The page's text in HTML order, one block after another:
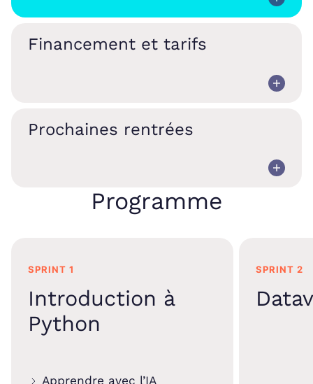
Financement et tarifs
Prochaines rentrées
Programme
SPRINT 1
Introduction à
Python
Apprendre avec l’IA
SPRINT 2